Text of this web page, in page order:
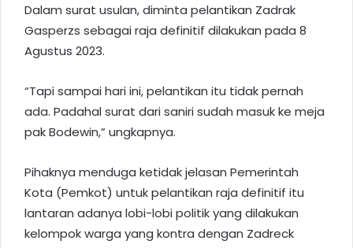
Dalam surat usulan, diminta pelantikan Zadrak
Gasperzs sebagai raja definitif dilakukan pada 8
Agustus 2023.
“Tapi sampai hari ini, pelantikan itu tidak pernah
ada. Padahal surat dari saniri sudah masuk ke meja
pak Bodewin,” ungkapnya.
Pihaknya menduga ketidak jelasan Pemerintah
Kota (Pemkot) untuk pelantikan raja definitif itu
lantaran adanya lobi-lobipolitikyang dilakukan
kelompok warga yang kontra dengan Zadreck